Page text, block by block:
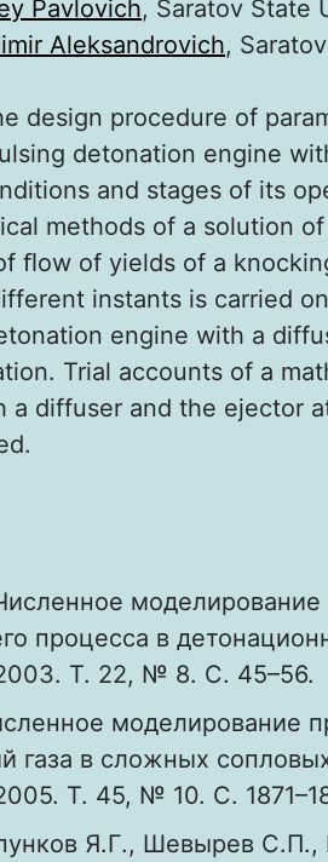
Pavlovich, Saratov State
Aleksandrovich,
design procedure of
detonation engine
and stages of its
methods of a solution
ﬂow of yields of a
instants is carried
engine with a
Trial accounts of a
a diffuser and the ejector
моделирование
процесса в
Т. 22, № 8. С. 45–56.
моделирование
газа в сложных
Т. 45, № 10. С.
Я.Г., Шевырев С.П.,